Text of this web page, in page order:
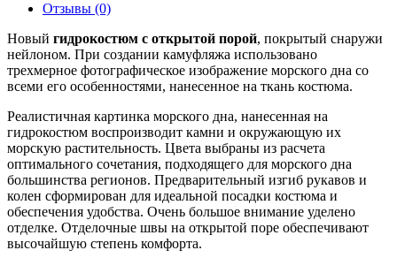
Отзывы (0)
Новый гидрокостюм с открытой порой, покрытый снаружи
нейлоном. При создании камуфляжа использовано
трехмерное фотографическое изображение морского дна со
всеми его особенностями, нанесенное на ткань костюма.
Реалистичная картинка морского дна, нанесенная на
гидрокостюм воспроизводит камни и окружающую их
морскую растительность. Цвета выбраны из расчета
оптимального сочетания, подходящего для морского дна
большинства регионов. Предварительный изгиб рукавов и
колен сформирован для идеальной посадки костюма и
обеспечения удобства. Очень большое внимание уделено
отделке. Отделочные швы на открытой поре обеспечивают
высочайшую степень комфорта.